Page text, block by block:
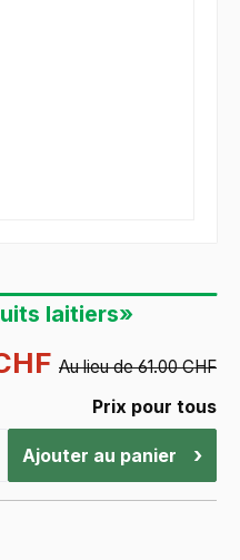
laitiers»
Au lieu de 61.00 CHF
Prix pour tous
Ajouter au panier ›